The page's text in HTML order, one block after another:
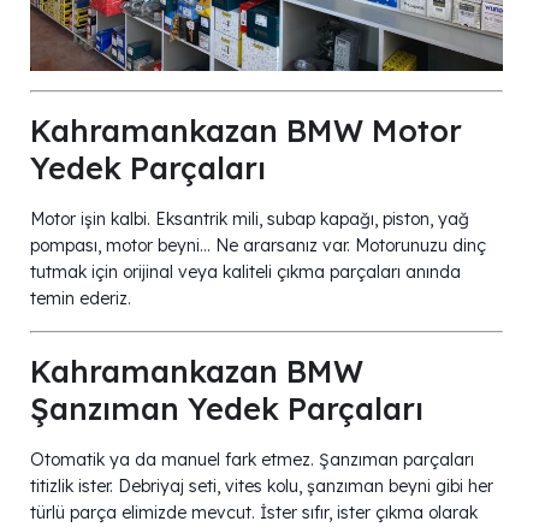
Kahramankazan BMW Motor
Yedek Parçaları
Motor işin kalbi. Eksantrik mili, subap kapağı, piston, yağ
pompası, motor beyni… Ne ararsanız var. Motorunuzu dinç
tutmak için orijinal veya kaliteli çıkma parçaları anında
temin ederiz.
Kahramankazan BMW
Şanzıman Yedek Parçaları
Otomatik ya da manuel fark etmez. Şanzıman parçaları
titizlik ister. Debriyaj seti, vites kolu, şanzıman beyni gibi her
türlü parça elimizde mevcut. İster sıfır, ister çıkma olarak